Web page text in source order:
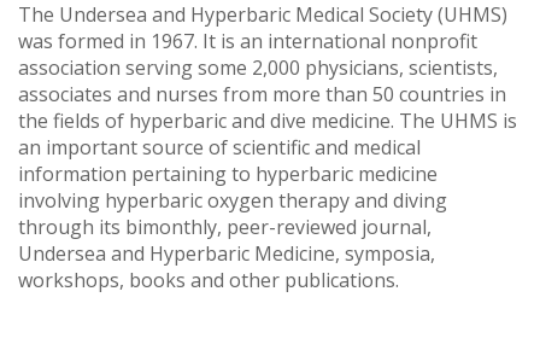
The Undersea and Hyperbaric Medical Society (UHMS)
was formed in 1967. It is an international nonprofit
association serving some 2,000 physicians, scientists,
associates and nurses from more than 50 countries in
the fields of hyperbaric and dive medicine. The UHMS is
an important source of scientific and medical
information pertaining to hyperbaric medicine
involving hyperbaric oxygen therapy and diving
through its bimonthly, peer-reviewed journal,
Undersea and Hyperbaric Medicine, symposia,
workshops, books and other publications.